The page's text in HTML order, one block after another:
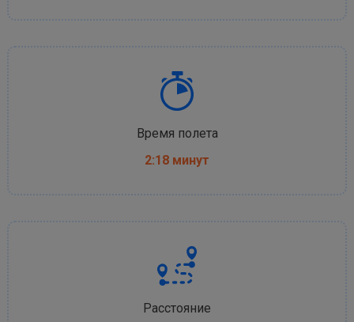
Время полета
2:18 минут
Расстояние